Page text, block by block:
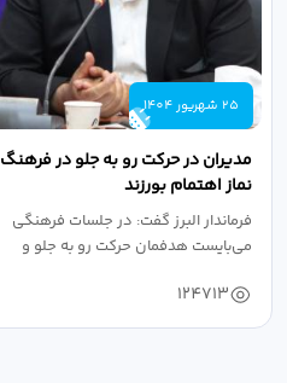
25 شهریور 1404
مدیران در حرکت رو به جلو در فرهنگ
نماز اهتمام بورزند
فرماندار البرز گفت: در جلسات فرهنگی
می‌بایست هدفمان حرکت رو به جلو و
124713